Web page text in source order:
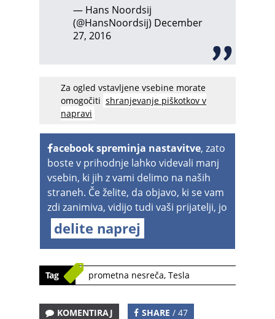
— Hans Noordsij
(@HansNoordsij) December
27, 2016
Za ogled vstavljene vsebine morate
omogočiti shranjevanje piškotkov v
napravi
acebook spreminja nastavitve, zato
boste v prihodnje lahko videvali manj
vsebin, ki jih z vami delimo na naših
straneh. Če želite, da objavo, ki se vam
zdi zanimiva, vidijo tudi vaši prijatelji, jo
delite naprej
Tag prometna nesreča, Tesla
KOMENTIRAJ SHARE / 47